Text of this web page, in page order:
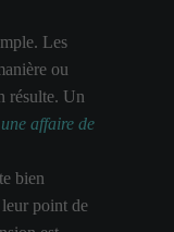
Les
ou
résulte. Un
affaire de
bien
leur point de